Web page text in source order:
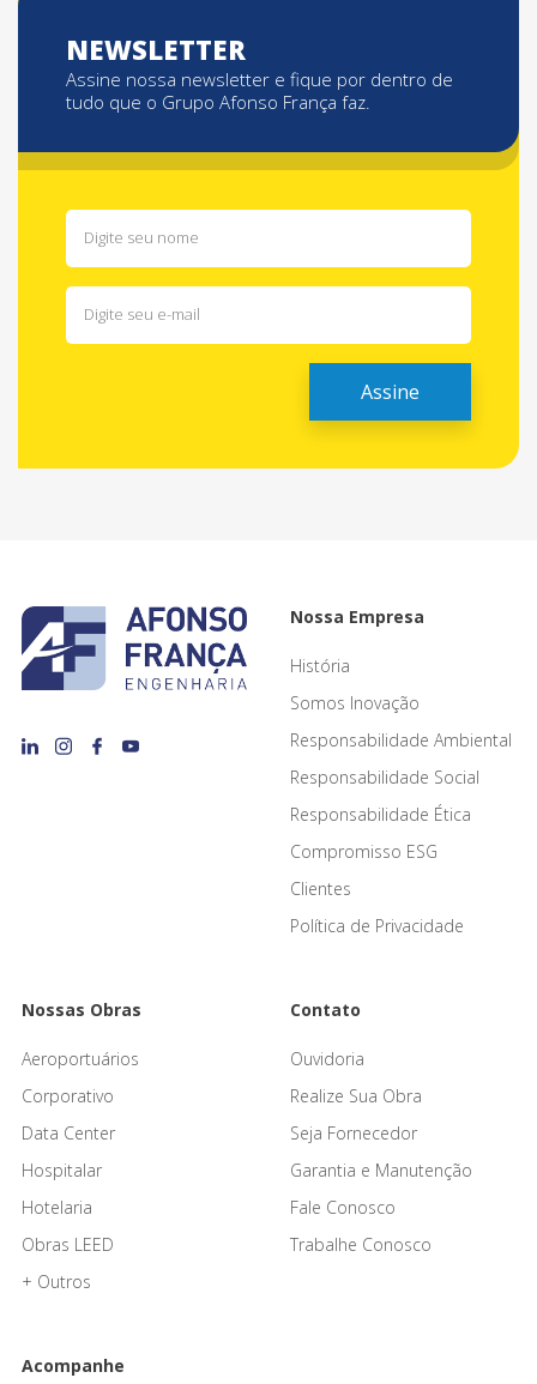
NEWSLETTER
Assine nossa newsletter e fique por dentro de
tudo que o Grupo Afonso França faz.
Nossa Empresa
História
Somos Inovação
Responsabilidade Ambiental
Responsabilidade Social
Responsabilidade Ética
Compromisso ESG
Clientes
Política de Privacidade
Nossas Obras
Aeroportuários
Corporativo
Data Center
Hospitalar
Hotelaria
Obras LEED
+ Outros
Contato
Ouvidoria
Realize Sua Obra
Seja Fornecedor
Garantia e Manutenção
Fale Conosco
Trabalhe Conosco
Acompanhe